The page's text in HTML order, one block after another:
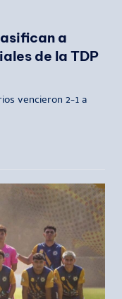
a
de la TDP
vencieron 2-1 a